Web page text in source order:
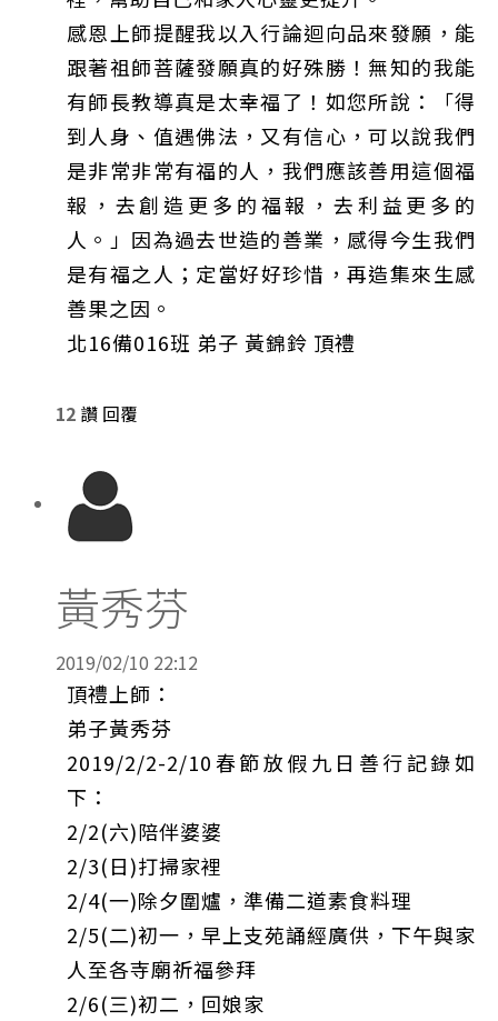
感恩上師提醒我以入行論迴向品來發願，能
跟著祖師菩薩發願真的好殊勝！無知的我能
有師長教導真是太幸福了！如您所說：「得
到人身、值遇佛法，又有信心，可以說我們
是非常非常有福的人，我們應該善用這個福
報，去創造更多的福報，去利益更多的
人。」因為過去世造的善業，感得今生我們
是有福之人；定當好好珍惜，再造集來生感
善果之因。
北16備016班 弟子 黃錦鈴 頂禮
12 讚 回覆
黃秀芬
2019/02/10 22:12
頂禮上師：
弟子黃秀芬
2019/2/2-2/10春節放假九日善行記錄如
下：
2/2(六)陪伴婆婆
2/3(日)打掃家裡
2/4(一)除夕圍爐，準備二道素食料理
2/5(二)初一，早上支苑誦經廣供，下午與家
人至各寺廟祈福參拜
2/6(三)初二，回娘家